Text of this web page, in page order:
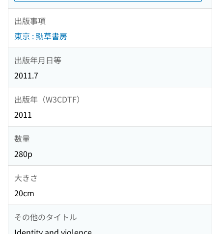
出版事項
東京 : 勁草書房
出版年月日等
2011.7
出版年（W3CDTF）
2011
数量
280p
大きさ
20cm
その他のタイトル